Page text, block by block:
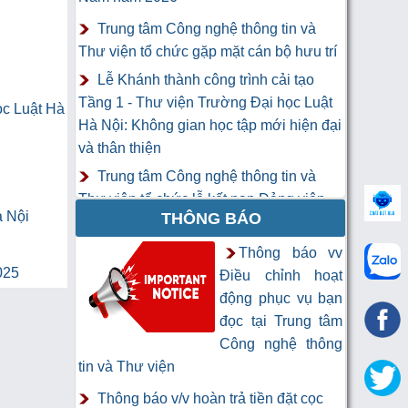
Luật Hà
Nội
Trung tâm Công nghệ thông tin và
Thư viện tổ chức gặp mặt cán bộ hưu trí
Lễ Khánh thành công trình cải tạo
Tầng 1 - Thư viện Trường Đại học Luật
Hà Nội: Không gian học tập mới hiện đại
và thân thiện
Trung tâm Công nghệ thông tin và
Thư viện tổ chức lễ kết nạp Đảng viên
Khai mạc Khóa học “Trí tuệ nhân tạo
cho chuyên gia thông tin và thư viện”
THÔNG BÁO
Thông báo vv
Điều chỉnh hoạt
động phục vụ bạn
đọc tại Trung tâm
Công nghệ thông
tin và Thư viện
Thông báo v/v hoàn trả tiền đặt cọc